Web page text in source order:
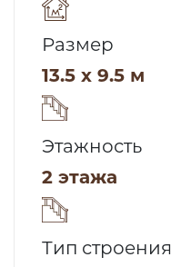
Размер
13.5 x 9.5 м
Этажность
2 этажа
Тип строения